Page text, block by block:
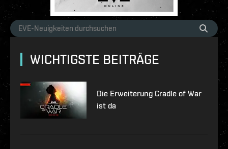
WICHTIGSTE BEITRÄGE
Die Erweiterung Cradle of War
ist da